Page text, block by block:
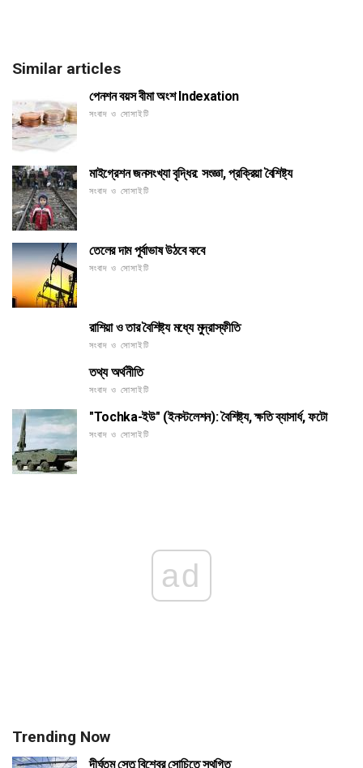
Similar articles
পেনশন বয়স বীমা অংশ Indexation
সংবাদ ও সোসাইটি
মাইগ্রেশন জনসংখ্যা বৃদ্ধির: সংজ্ঞা, প্রক্রিয়া বৈশিষ্ট্য
সংবাদ ও সোসাইটি
তেলের দাম পূর্বাভাষ উঠবে কবে
সংবাদ ও সোসাইটি
রাশিয়া ও তার বৈশিষ্ট্য মধ্যে মুদ্রাস্ফীতি
সংবাদ ও সোসাইটি
তথ্য অর্থনীতি
সংবাদ ও সোসাইটি
"Tochka-ইউ" (ইনস্টলেশন): বৈশিষ্ট্য, ক্ষতি ব্যাসার্ধ, ফটো
সংবাদ ও সোসাইটি
ad
Trending Now
দীর্ঘতম সেতু বিশ্বের সোচিতে স্থগিত